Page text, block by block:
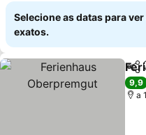
Selecione as datas para
exatos.
9,9
a